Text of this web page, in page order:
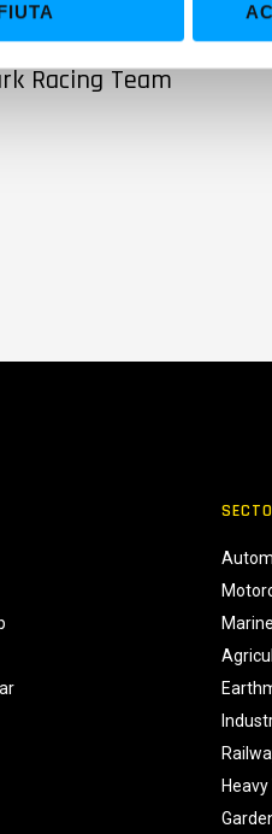
doppio titolo nel
Racing Team